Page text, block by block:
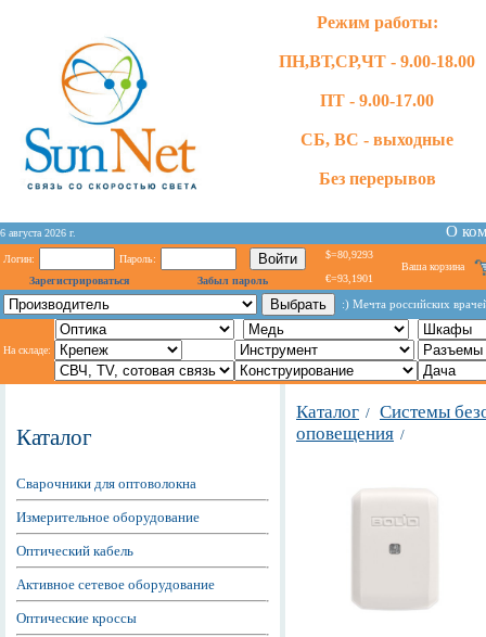
Режим работы:
ПН,ВТ,СР,ЧТ - 9.00-18.00
ПТ - 9.00-17.00
СБ, ВС - выходные
Без перерывов
6 августа 2026 г. О
Логин:
Пароль:
Зарегистрироваться
Забыл пароль
$=80,9293
€=93,1901
Ваша корзина
:) Мечта российских
На складе:
Каталог
Сварочники для оптоволокна
Измерительное оборудование
Оптический кабель
Активное сетевое оборудование
Оптические кроссы
Каталог / Системы
оповещения /